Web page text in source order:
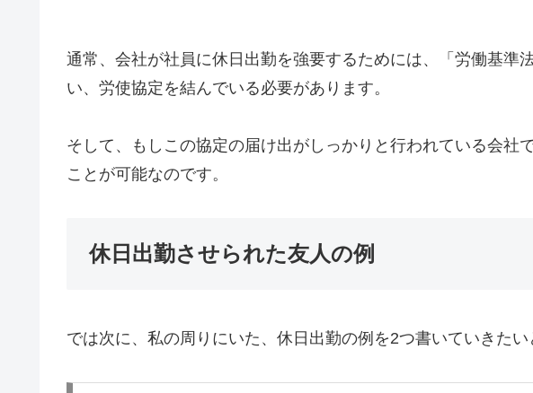
通常、会社が社員に休日出勤を強要するためには、「労働基準
い、労使協定を結んでいる必要があります。
そして、もしこの協定の届け出がしっかりと行われている会社
ことが可能なのです。
休日出勤させられた友人の例
では次に、私の周りにいた、休日出勤の例を2つ書いていきたい